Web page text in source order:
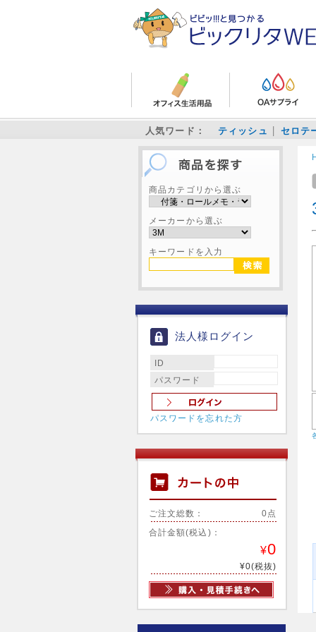
人気ワード： ティッシュ セロテ
商品カテゴリから選ぶ
メーカーから選ぶ
キーワードを入力
法人様ログイン
ID
パスワード
パスワードを忘れた方
ご注文総数： 0点
合計金額(税込)：
¥0
¥0(税抜)